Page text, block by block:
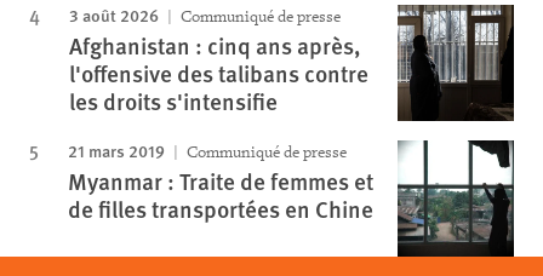
3 août 2026 Communiqué de presse
Afghanistan : cinq ans après,
l'offensive des talibans contre
les droits s'intensifie
21 mars 2019 Communiqué de presse
Myanmar : Traite de femmes et
de filles transportées en Chine